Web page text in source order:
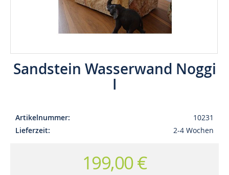
Sandstein Wasserwand Noggi
I
Artikelnummer
10231
Lieferzeit
2-4 Wochen
199,00 €